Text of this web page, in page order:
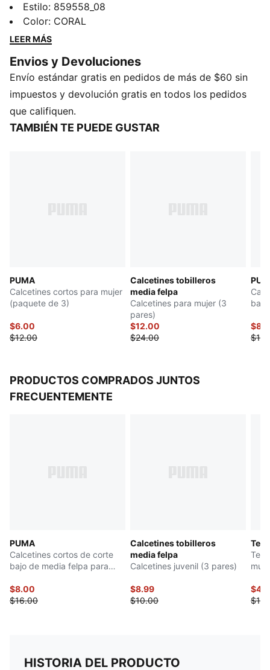
felpa. La forma, la función y sobre todo, la comodidad
se combinan en estos esenciales.
DETALLES
Incluye 3 pares
Detalles de la marca PUMA
Estilo: 859558_08
Color: CORAL
LEER MÁS
Envios y Devoluciones
Envío estándar gratis en pedidos de más de $60 sin
impuestos y devolución gratis en todos los pedidos
que califiquen.
TAMBIÉN TE PUEDE GUSTAR
PUMA
Calcetines cortos para mujer
(paquete de 3)
$6.00
$12.00
Calcetines tobilleros
media felpa
Calcetines para mujer (3
pares)
$12.00
$24.00
PRODUCTOS COMPRADOS JUNTOS
FRECUENTEMENTE
PUMA
Calcetines cortos de corte
bajo de media felpa para
$8.00
$16.00
Calcetines tobilleros
media felpa
Calcetines juvenil (3 pares)
$8.99
$10.00
HISTORIA DEL PRODUCTO